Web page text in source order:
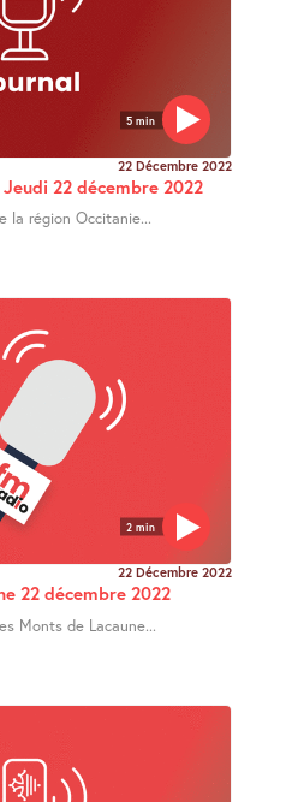
5 min
22 Décembre 2022
22 décembre 2022
la région Occitanie...
2 min
22 Décembre 2022
22 décembre 2022
Monts de Lacaune...